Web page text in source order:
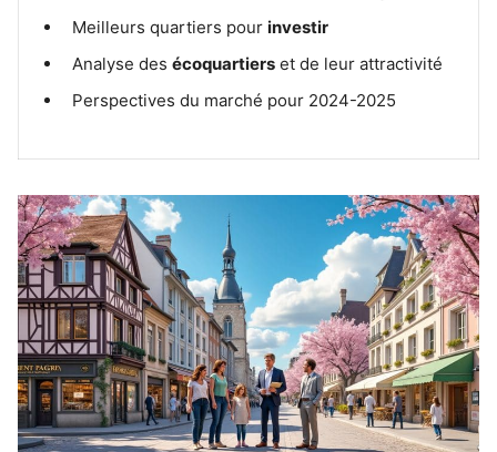
Meilleurs quartiers pour investir
Analyse des écoquartiers et de leur attractivité
Perspectives du marché pour 2024-2025